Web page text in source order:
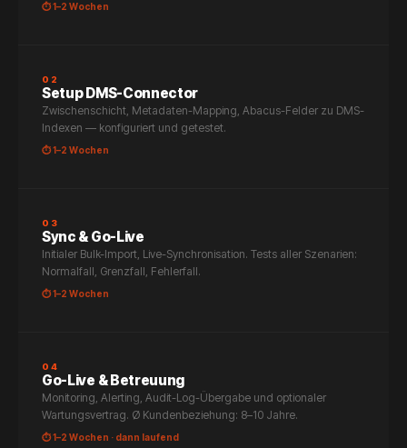
⏱ 1–2 Wochen
02
Setup DMS-Connector
Zwischenschicht, Metadaten-Mapping, Abacus-Felder zu DMS-
Indexen — konfiguriert und getestet.
⏱ 1–2 Wochen
03
Sync & Go-Live
Initialer Bulk-Import, Live-Synchronisation. Tests aller Szenarien:
Normalfall, Grenzfall, Fehlerfall.
⏱ 1–2 Wochen
04
Go-Live & Betreuung
Monitoring, Alerting, Audit-Log-Übergabe und optionaler
Wartungsvertrag. Ø Kundenbeziehung: 8–10 Jahre.
⏱ 1–2 Wochen · dann laufend